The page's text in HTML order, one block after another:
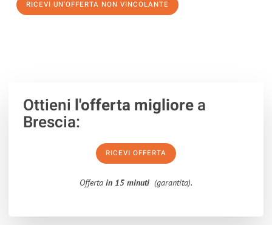
RICEVI UN'OFFERTA NON VINCOLANTE
Ottieni l'offerta migliorea
Brescia:
RICEVI OFFERTA
Offerta in 15 minuti (garantita).